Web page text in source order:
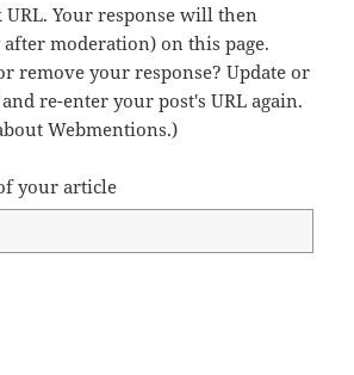
Your response will then
moderation) on this page.
remove your response? Update or
re-enter your post's URL again.
Webmentions.)
your article